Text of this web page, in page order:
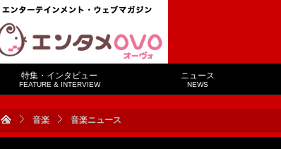
特集・インタビュー
FEATURE & INTERVIEW
ニュース
NEWS
音楽 音楽ニュース